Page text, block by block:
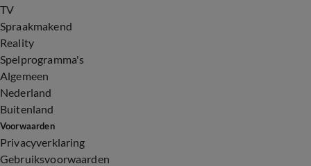
TV
Spraakmakend
Reality
Spelprogramma's
Algemeen
Nederland
Buitenland
Voorwaarden
Privacyverklaring
Gebruiksvoorwaarden